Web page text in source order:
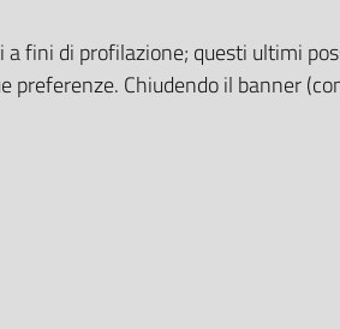
fini di profilazione; questi ultimi
preferenze. Chiudendo il banner